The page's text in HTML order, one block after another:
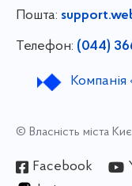
Пошта:
Телефон: (044)
© Власність міста
Facebook